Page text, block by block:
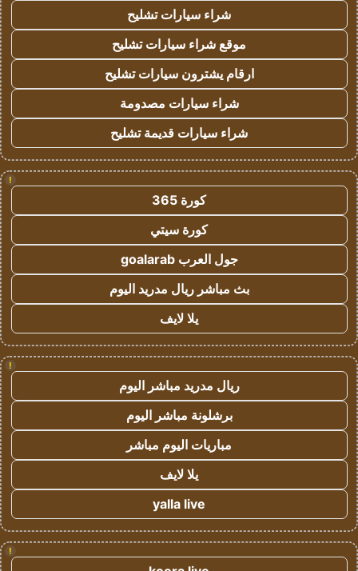
شراء سيارات تشليح
موقع شراء سيارات تشليح
ارقام يشترون سيارات تشليح
شراء سيارات مصدومة
شراء سيارات قديمة تشليح
!
كورة 365
كورة سيتي
جول العرب goalarab
بث مباشر ريال مدريد اليوم
يلا لايف
!
ريال مدريد مباشر اليوم
برشلونة مباشر اليوم
مباريات اليوم مباشر
يلا لايف
yalla live
!